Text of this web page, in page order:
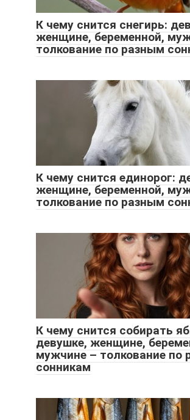
К чему снится снегирь:
женщине, беременной,
толкование по разным
К чему снится единорог:
женщине, беременной,
толкование по разным
К чему снится собирать
девушке, женщине,
мужчине – толкование по
сонникам